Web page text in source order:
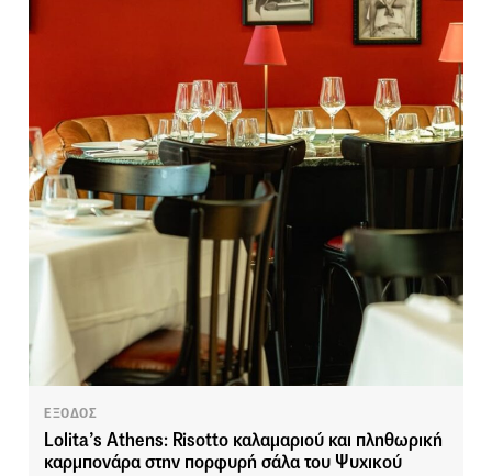
ΕΞΟΔΟΣ
Lolita’s Αthens: Risotto καλαμαριού και πληθωρική
καρμπονάρα στην πορφυρή σάλα του Ψυχικού